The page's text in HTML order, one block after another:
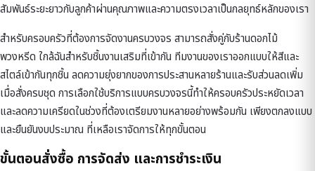
สัมพันธ์ระยะยาวกับลูกค้าผ่านคุณภาพและความตรงเวลาเป็นกลยุทธ์หลักของเรา
สำหรับครอบครัวที่ต้องการจัดงานครบวงจร สามารถสั่งคู่กับร้านดอกไม้
พวงหรีด ใกล้ฉันสำหรับชิ้นงานเสริมที่เข้ากัน ทีมงานของเราออกแบบให้สีและ
สไตล์เข้ากันทุกชิ้น ลดความยุ่งยากของการประสานหลายร้านและรับส่วนลดเพิ่ม
เมื่อสั่งครบชุด การเลือกใช้บริการแบบครบวงจรนี้ทำให้ครอบครัวประหยัดเวลา
และลดความเครียดในช่วงที่ต้องเตรียมงานหลายอย่างพร้อมกัน เพียงตกลงแบบ
และยืนยันงบประมาณ ที่เหลือเราจัดการให้ทุกขั้นตอน
ขั้นตอนสั่งซื้อ การจัดส่ง และการชำระเงิน